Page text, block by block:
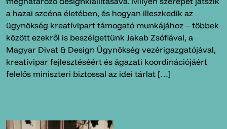
a hazai szcéna életében, és hogyan illeszkedik az
ügynökség kreatívipart támogató munkájához ‒ többek
között ezekről is beszélgettünk Jakab Zsófiával, a
Magyar Divat & Design Ügynökség vezérigazgatójával,
kreatívipar fejlesztéséért és ágazati koordinációjáért
felelős miniszteri biztossal az idei tárlat […]